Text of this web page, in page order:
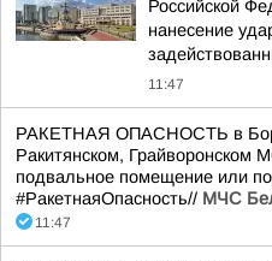
Российской
нанесение
11:47
РАКЕТНАЯ ОПАСНОСТЬ в
Ракитянском, Грайворонском
подвальное помещение или
#РакетнаяОпасность// МЧС
11:47